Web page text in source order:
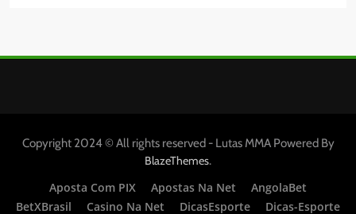
Copyright 2024 © All rights reserved - Lutas MMA Powered By
BlazeThemes.
Aposta Com PIX
Apostas Na Net
AngolaBet
BetXBrasil
Casino Na Net DicasEsporte Dicas-Esporte